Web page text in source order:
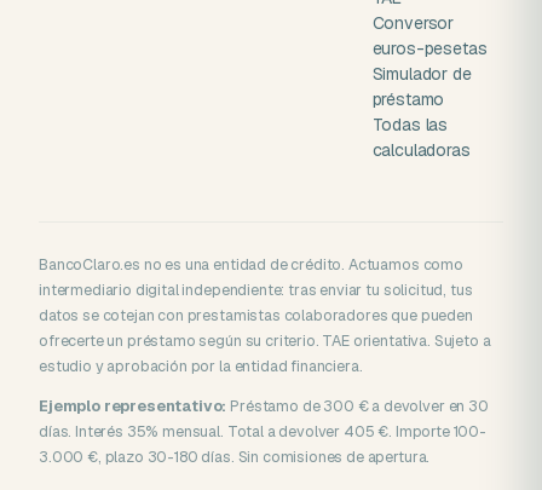
Conversor
euros-pesetas
Simulador de
préstamo
Todas las
calculadoras
BancoClaro.es no es una entidad de crédito. Actuamos como
intermediario digital independiente: tras enviar tu solicitud, tus
datos se cotejan con prestamistas colaboradores que pueden
ofrecerte un préstamo según su criterio. TAE orientativa. Sujeto a
estudio y aprobación por la entidad financiera.
Ejemplo representativo: Préstamo de 300 € a devolver en 30
días. Interés 35% mensual. Total a devolver 405 €. Importe 100-
3.000 €, plazo 30-180 días. Sin comisiones de apertura.